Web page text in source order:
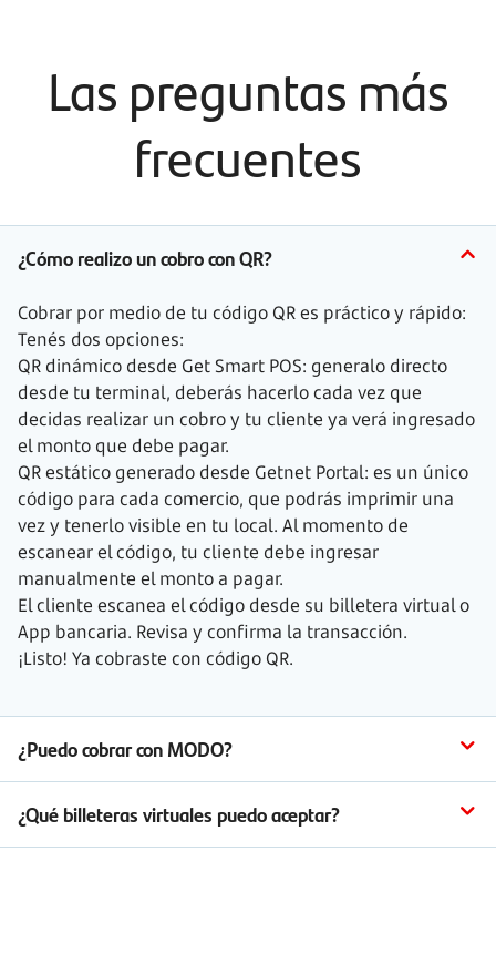
Las preguntas más
frecuentes
¿Cómo realizo un cobro con QR?
Cobrar por medio de tu código QR es práctico y rápido:
Tenés dos opciones:
QR dinámico desde Get Smart POS: generalo directo
desde tu terminal, deberás hacerlo cada vez que
decidas realizar un cobro y tu cliente ya verá ingresado
el monto que debe pagar.
QR estático generado desde Getnet Portal: es un único
código para cada comercio, que podrás imprimir una
vez y tenerlo visible en tu local. Al momento de
escanear el código, tu cliente debe ingresar
manualmente el monto a pagar.
El cliente escanea el código desde su billetera virtual o
App bancaria. Revisa y confirma la transacción.
¡Listo! Ya cobraste con código QR.
¿Puedo cobrar con MODO?
¿Qué billeteras virtuales puedo aceptar?